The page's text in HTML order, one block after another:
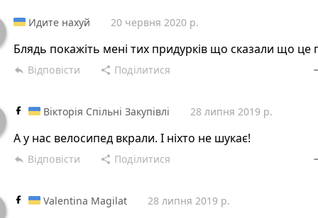
Идите нахуй 20 червня 2020 р.
Блядь покажіть мені тих придурків що сказали що це
reply Відповісти share Поділитися
Вікторія Спільні Закупівлі 28 липня 2019 р.
А у нас велосипед вкрали. І ніхто не шукає!
reply Відповісти share Поділитися
Valentina Magilat 28 липня 2019 р.